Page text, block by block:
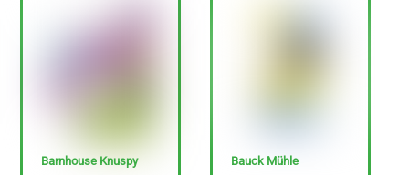
Barnhouse Knuspy
Bauck Mühle